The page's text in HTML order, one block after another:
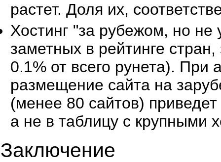
растет. Доля их,
Хостинг "за рубежом, но не
заметных в рейтинге
0.1% от всего рунета). При
размещение сайта на
(менее 80 сайтов)
а не в таблицу с крупными
Заключение